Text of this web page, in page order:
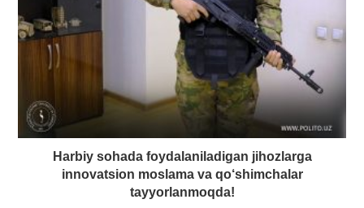
Harbiy sohada foydalaniladigan jihozlarga
innovatsion moslama va qo‘shimchalar
tayyorlanmoqda!